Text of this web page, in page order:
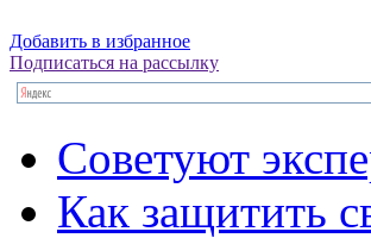
Добавить в избранное
Подписаться на рассылку
Советуют
Как защитить